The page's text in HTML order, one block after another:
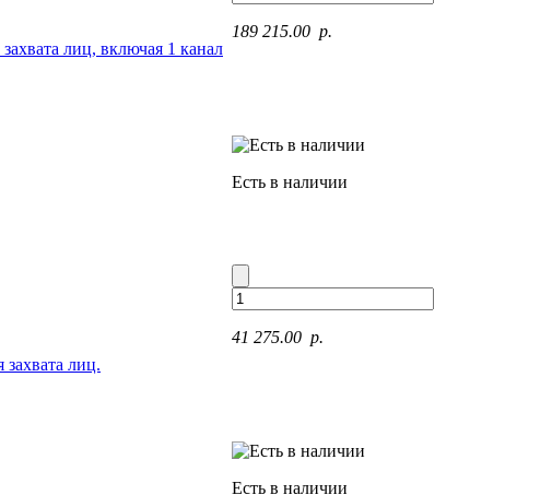
лиц, включая 1 канал
189 215.00 p.
Есть в наличии
лиц.
41 275.00 p.
Есть в наличии